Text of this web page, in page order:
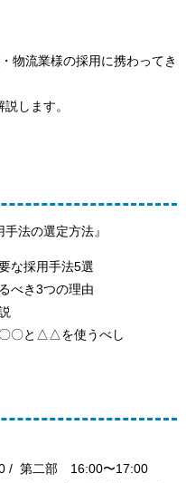
物流業様の採用に携わってき
します。
法の選定方法』
な採用手法5選
べき3つの理由
〇と△△を使うべし
/ 第二部 16:00〜17:00